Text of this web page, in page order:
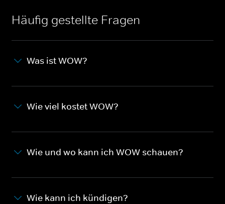
Häufig gestellte Fragen
Was ist WOW?
Wie viel kostet WOW?
Wie und wo kann ich WOW schauen?
Wie kann ich kündigen?